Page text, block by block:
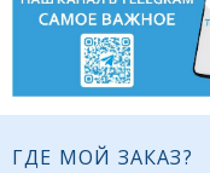
ГДЕ МОЙ ЗАКАЗ?